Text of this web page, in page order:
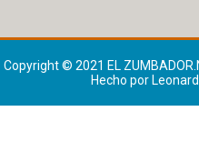
Copyright © 2021 EL
Hecho por